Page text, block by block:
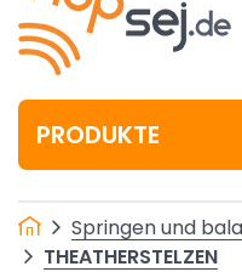
PRODUKTE
Springen und
THEATHERSTELZEN